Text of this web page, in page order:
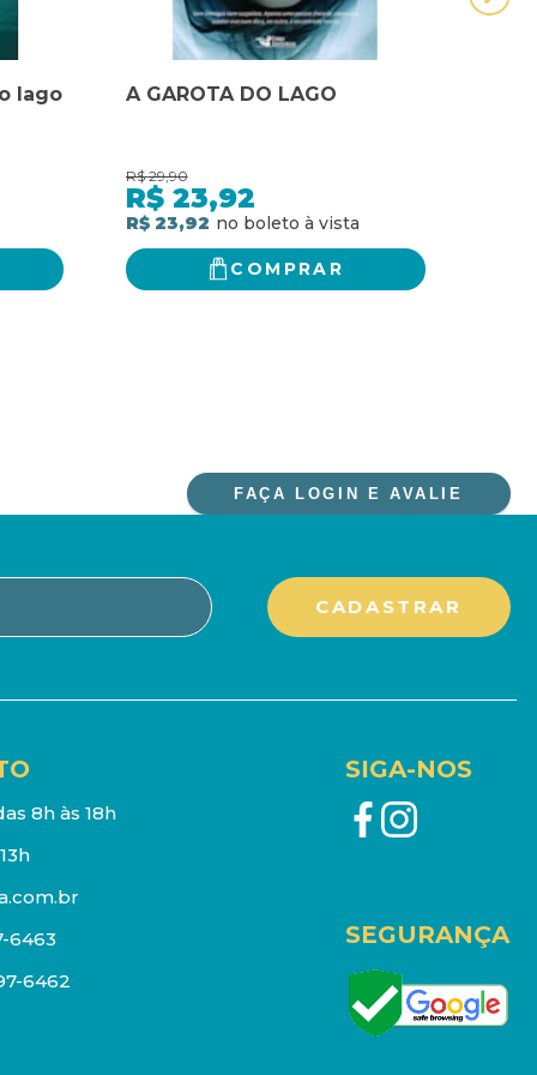
lago A GAROTA DO LAGO
R$ 29,90
R$ 23,92
R$ 23,92
COMPRAR
FAÇA LOGIN E AVALIE
8h às 18h
6463
6462
SIGA-NOS
SEGURANÇA